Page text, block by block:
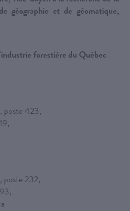
géographie et de géomatique,
forestière du Québec
poste 423,
poste 232,